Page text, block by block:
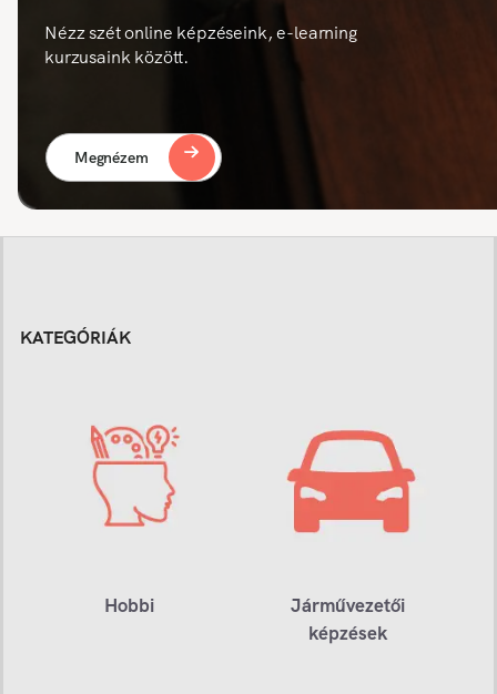
Nézz szét online képzéseink, e-learning
kurzusaink között.
Megnézem
KATEGÓRIÁK
Hobbi
Járművezetői
képzések